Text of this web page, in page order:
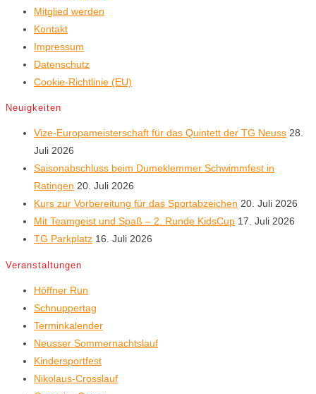
Mitglied werden
Kontakt
Impressum
Datenschutz
Cookie-Richtlinie (EU)
Neuigkeiten
Vize-Europameisterschaft für das Quintett der TG Neuss 28.
Juli 2026
Saisonabschluss beim Dumeklemmer Schwimmfest in
Ratingen 20. Juli 2026
Kurs zur Vorbereitung für das Sportabzeichen 20. Juli 2026
Mit Teamgeist und Spaß – 2. Runde KidsCup 17. Juli 2026
TG Parkplatz 16. Juli 2026
Veranstaltungen
Höffner Run
Schnuppertag
Terminkalender
Neusser Sommernachtslauf
Kindersportfest
Nikolaus-Crosslauf